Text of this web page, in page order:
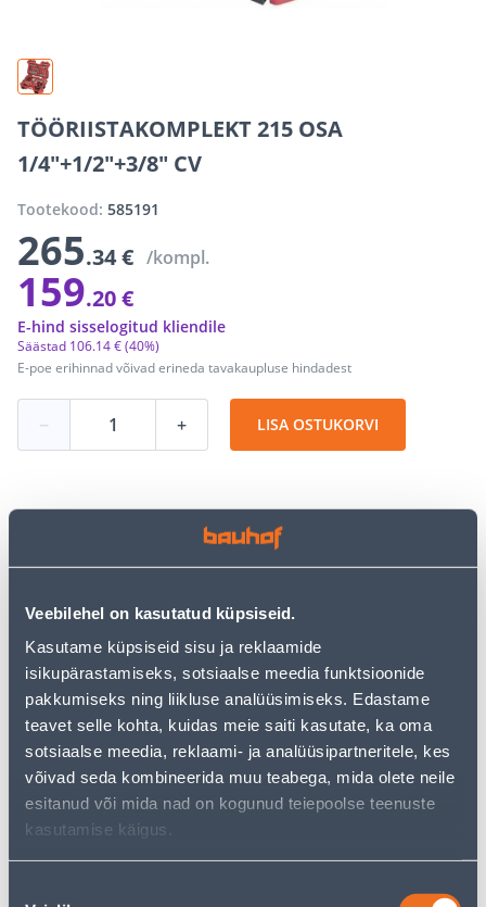
Veebilehel on kasutatud küpsiseid.
Kasutame küpsiseid sisu ja reklaamide
isikupärastamiseks, sotsiaalse meedia funktsioonide
pakkumiseks ning liikluse analüüsimiseks. Edastame
teavet selle kohta, kuidas meie saiti kasutate, ka oma
sotsiaalse meedia, reklaami- ja analüüsipartneritele, kes
võivad seda kombineerida muu teabega, mida olete neile
esitanud või mida nad on kogunud teiepoolse teenuste
kasutamise käigus.
TÖÖRIISTAKOMPLEKT 215 OSA
1/4"+1/2"+3/8" CV
Tootekood: 585191
265.34 € /kompl.
159.20 €
E-poe erihinnad võivad erineda tavakaupluse hindadest
Säästad 106.14 €(40%)
E-hind sisselogitud kliendile
− + LISA OSTUKORVI
Järelmaksu kalkulaator
Sissemakse
Kuumakse 44.22 €
Eeldatav kojuvedu 4,19 € al. 2-5 tööpäeva